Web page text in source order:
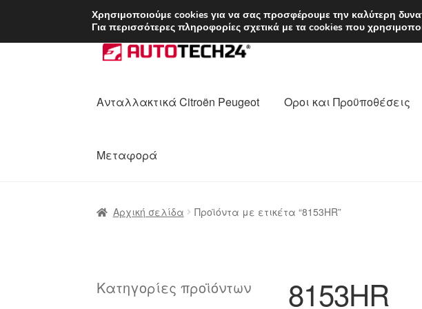
ΑΠΟΣΤΟΛΗ από 7 EUR
Απευθείας
μετάβαση
πλοήγηση
Μετάβαση
σε
Ανταλλακτικά Citroën Peugeot Οροι και Προϋποθέσεις
Μεταφορά
Αρχική σελίδα Προϊόντα με ετικέτα “8153HR”
8153HR
Κατηγορίες προϊόντων
Χρησιμοποιούμε cookies για να σας προσφέρουμε την καλύτερη
Για περισσότερες πληροφορίες σχετικά με τα cookies που